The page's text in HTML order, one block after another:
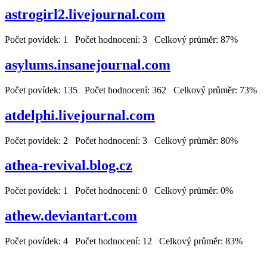
astrogirl2.livejournal.com
Počet povídek: 1 Počet hodnocení: 3 Celkový průměr: 87%
asylums.insanejournal.com
Počet povídek: 135 Počet hodnocení: 362 Celkový průměr: 73%
atdelphi.livejournal.com
Počet povídek: 2 Počet hodnocení: 3 Celkový průměr: 80%
athea-revival.blog.cz
Počet povídek: 1 Počet hodnocení: 0 Celkový průměr: 0%
athew.deviantart.com
Počet povídek: 4 Počet hodnocení: 12 Celkový průměr: 83%